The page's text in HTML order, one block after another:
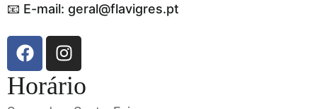
📧 E-mail: geral@flavigres.pt
Horário